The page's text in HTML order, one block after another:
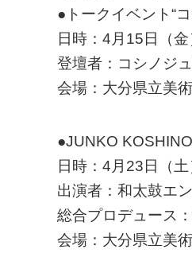
●トークイベント“
日時：4月15日（
登壇者：コシノジ
会場：大分県立美
●JUNKO
日時：4月23日（
出演者：和太鼓エ
総合プロデュース
会場：大分県立美